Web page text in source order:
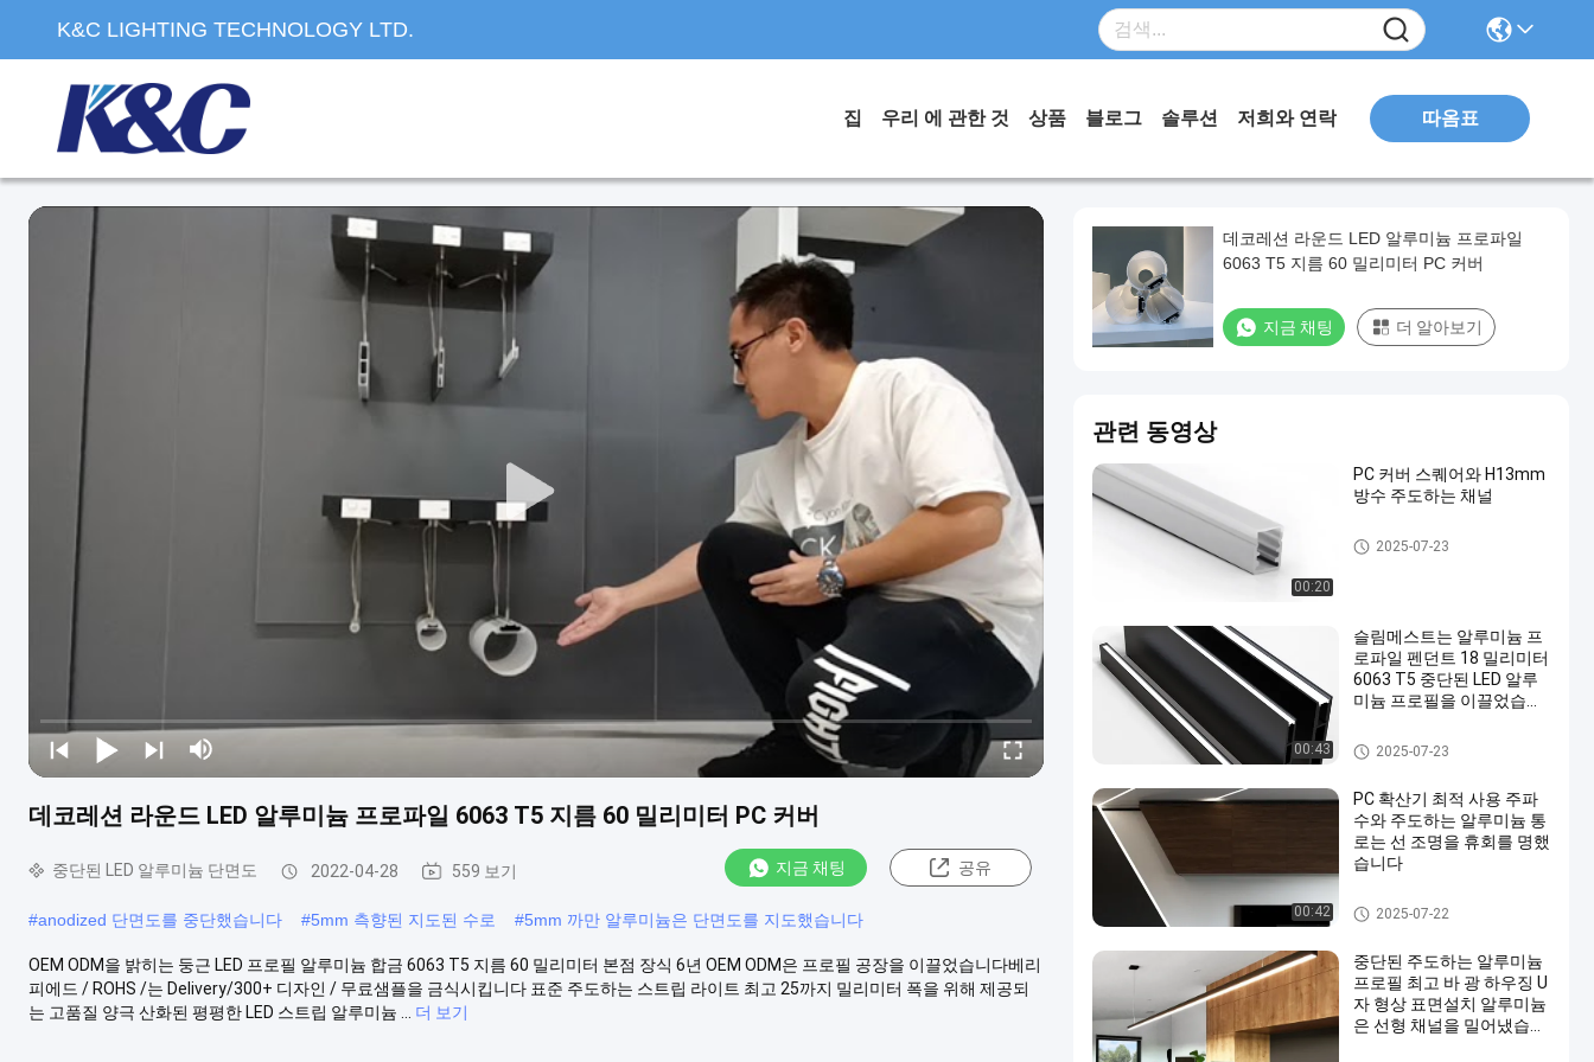
K&C LIGHTING TECHNOLOGY LTD.
집 우리 에 관한 것 상품 블로그 솔루션 저희와 연락 따옴표
데코레션 라운드 LED 알루미늄 프로파일 6063 T5 지름 60 밀리미터 PC 커버
중단된 LED 알루미늄 단면도 2022-04-28 559 보기 지금 채팅 공유
#anodized 단면도를 중단했습니다 #5mm 측향된 지도된 수로 #5mm 까만 알루미늄은 단면도를 지도했습니다
OEM ODM을 밝히는 둥근 LED 프로필 알루미늄 합금 6063 T5 지름 60 밀리미터 본점 장식 6년 OEM ODM은 프로필 공장을 이끌었습니다베리
피에드 / ROHS /는 Delivery/300+ 디자인 / 무료샘플을 금식시킵니다 표준 주도하는 스트립 라이트 최고 25까지 밀리미터 폭을 위해 제공되
는 고품질 양극 산화된 평평한 LED 스트립 알루미늄 ...
더 보기
데코레션 라운드 LED 알루미늄 프로파일
6063 T5 지름 60 밀리미터 PC 커버
지금 채팅 더 알아보기
관련 동영상
00:20
PC 커버 스퀘어와 H13mm
방수 주도하는 채널
방수 LED 채널
2025-07-23
00:43
슬림메스트는 알루미늄 프
로파일 펜던트 18 밀리미터
6063 T5 중단된 LED 알루
미늄 프로필을 이끌었습니
중단된 LED 알루미늄 단면도
2025-07-23
00:42
PC 확산기 최적 사용 주파
수와 주도하는 알루미늄 통
로는 선 조명을 휴회를 명했
습니다
중단된 알루미늄 LED 단면도
2025-07-22
중단된 주도하는 알루미늄
프로필 최고 바 광 하우징 U
자 형상 표면설치 알루미늄
은 선형 채널을 밀어냈습니